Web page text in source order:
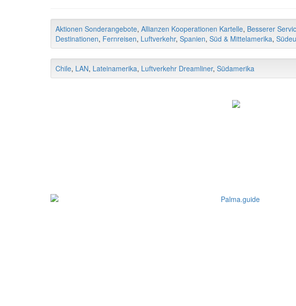
Aktionen Sonderangebote, Allianzen Kooperationen Kartelle, Besserer
Destinationen, Fernreisen, Luftverkehr, Spanien, Süd & Mittelamerika,
Chile, LAN, Lateinamerika, Luftverkehr Dreamliner, Südamerika